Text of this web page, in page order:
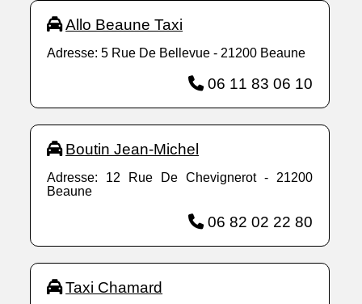
Allo Beaune Taxi
Adresse: 5 Rue De Bellevue - 21200 Beaune
06 11 83 06 10
Boutin Jean-Michel
Adresse: 12 Rue De Chevignerot - 21200
Beaune
06 82 02 22 80
Taxi Chamard